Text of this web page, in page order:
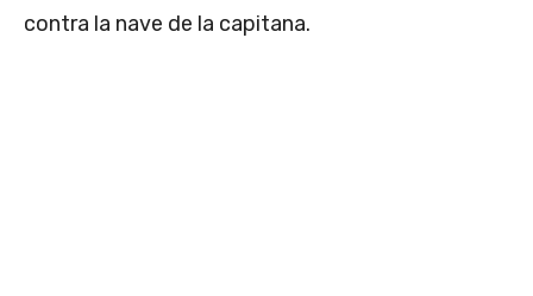
contra la nave de la capitana.